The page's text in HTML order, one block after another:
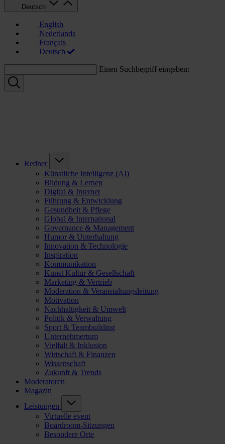
Deutsch
English
Nederlands
Français
Deutsch
Einen Suchbegriff eingeben:
Redner
Künstliche Intelligenz (AI)
Bildung & Lernen
Digital & Internet
Führung & Entwicklung
Gesundheit & Pflege
Global & International
Governance & Management
Humor & Unterhaltung
Innovation & Technologie
Inspiration
Kommunikation
Kunst Kultur & Gesellschaft
Marketing & Vertrieb
Moderation & Veranstaltungsleitung
Motivation
Nachhaltigkeit & Umwelt
Politik & Verwaltung
Sport & Teambuilding
Unternehmertum
Vielfalt & Inklusion
Wirtschaft & Finanzen
Wissenschaft
Zukunft & Trends
Moderatoren
Magazin
Leistungen
Virtuelle event
Boardroom-Sitzungen
Besondere Orte